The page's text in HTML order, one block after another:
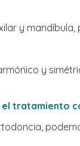
y
y
tratamiento